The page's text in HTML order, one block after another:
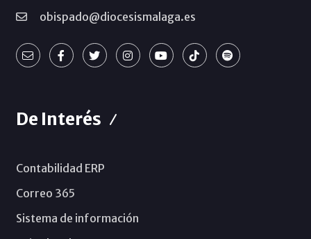
obispado@diocesismalaga.es
De Interés
Contabilidad ERP
Correo 365
Sistema de información